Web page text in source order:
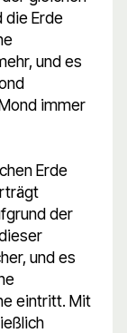
die Erde
und es
immer
Erde
der
und es
eintritt. Mit